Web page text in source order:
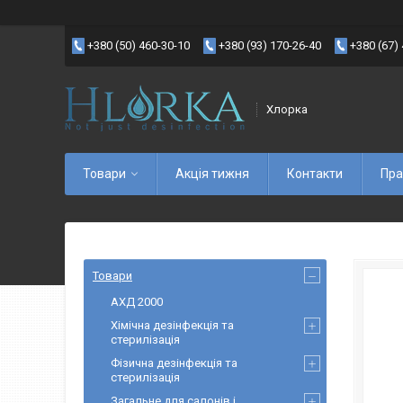
+380 (50) 460-30-10 +380 (93) 170-26-40 +380 (67)
Хлорка
Товари Акція тижня Контакти
Товари
АХД 2000
Хімічна дезінфекція та
стерилізація
Фізична дезінфекція та
стерилізація